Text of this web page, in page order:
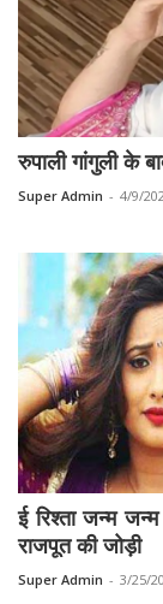
रुपाली गांगुली के
Super Admin - 4/9/
ई रिश्ता जन्म
राजपूत की जोड़ी
Super Admin - 3/25/